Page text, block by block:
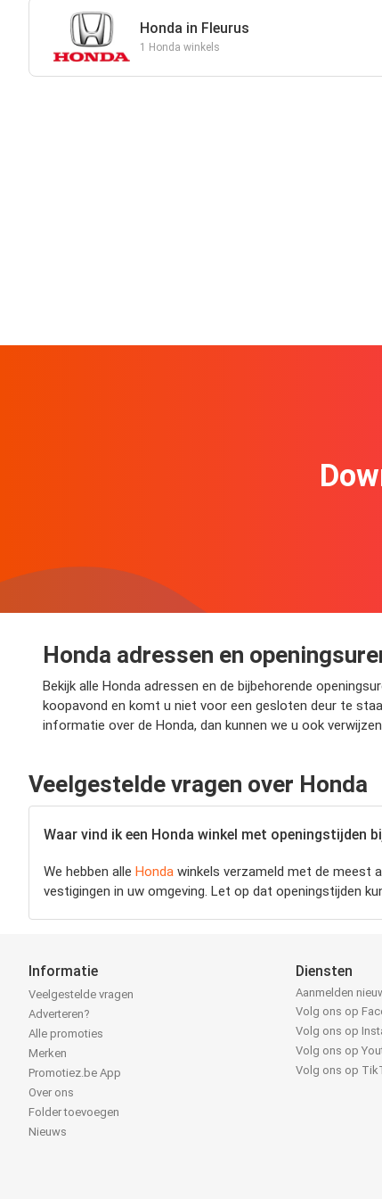
Honda in Fleurus
1 Honda winkels
Honda adressen en
Bekijk alle Honda adressen en de bijbehorende
koopavond en komt u niet voor een gesloten deur te
informatie over de Honda, dan kunnen we u ook
Veelgestelde vragen over Honda
Waar vind ik een Honda winkel met openingstijden
We hebben alle Honda winkels verzameld met de meest
vestigingen in uw omgeving. Let op dat openingstijden
Informatie
Veelgestelde vragen
Adverteren?
Alle promoties
Merken
Promotiez.be App
Over ons
Folder toevoegen
Nieuws
Diensten
Aanmelden
Volg ons op
Volg ons op
Volg ons op
Volg ons op